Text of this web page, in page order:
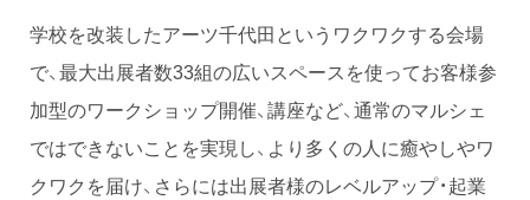
学校を改装したアーツ千代田というワクワクする会場
で、最大出展者数33組の広いスペースを使ってお客様参
加型のワークショップ開催、講座など、通常のマルシェ
ではできないことを実現し、より多くの人に癒やしやワ
クワクを届け、さらには出展者様のレベルアップ・起業